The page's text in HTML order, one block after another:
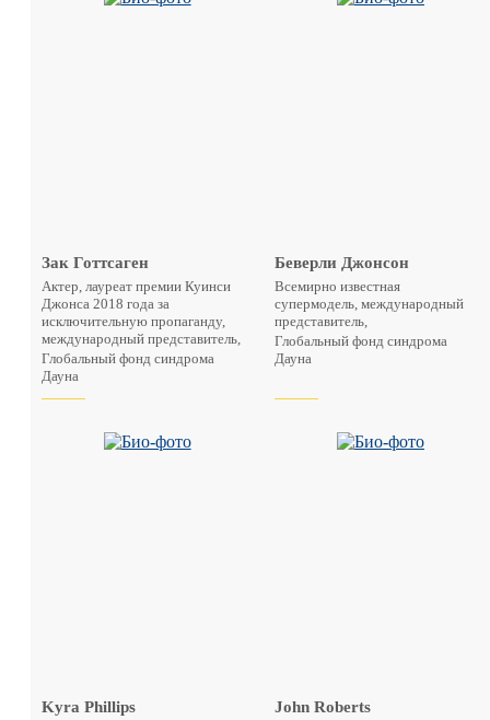
Зак Готтсаген
Актер, лауреат премии Куинси
Джонса 2018 года за
исключительную пропаганду,
международный представитель,
Глобальный фонд синдрома
Дауна
Беверли Джонсон
Всемирно известная
супермодель, международный
представитель,
Глобальный фонд синдрома
Дауна
Kyra Phillips John Roberts